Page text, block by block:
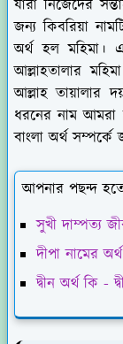
যারা নিজেদের
জন্য কিবরিয়া
অর্থ হল মহিমা।
আল্লাহতালার
আল্লাহ তায়ালার
ধরনের নাম আমরা
বাংলা অর্থ
আপনার পছন্দ
সুখী দাম্পত্য
দীপা নামের
দ্বীন অর্থ কি -